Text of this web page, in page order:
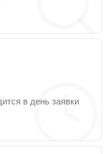
в день заявки